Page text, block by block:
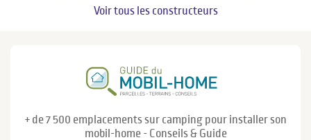
Voir tous les constructeurs
+ de 7 500 emplacements sur camping pour installer son
mobil-home - Conseils & Guide